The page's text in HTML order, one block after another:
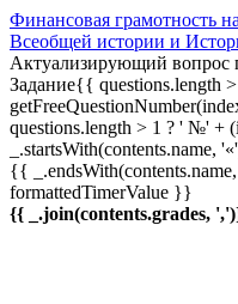
Финансовая грамотность
Всеобщей истории и
Актуализирующий вопрос
Задание{{ questions.length
questions.length > 1 ? ' №' +
{{
formattedTimerValue }}
{{ _.join(contents.grades,